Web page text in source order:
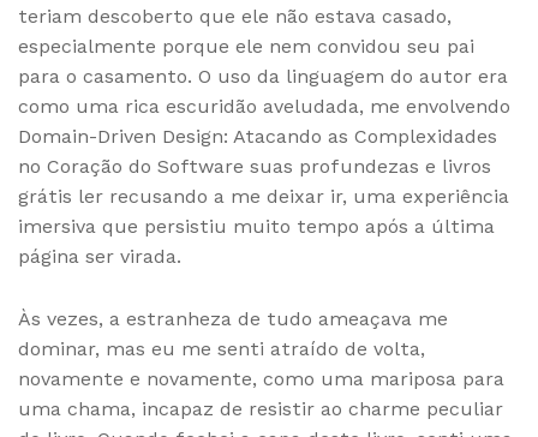
teriam descoberto que ele não estava casado,
especialmente porque ele nem convidou seu pai
para o casamento. O uso da linguagem do autor era
como uma rica escuridão aveludada, me envolvendo
Domain-Driven Design: Atacando as Complexidades
no Coração do Software suas profundezas e livros
grátis ler recusando a me deixar ir, uma experiência
imersiva que persistiu muito tempo após a última
página ser virada.
Às vezes, a estranheza de tudo ameaçava me
dominar, mas eu me senti atraído de volta,
novamente e novamente, como uma mariposa para
uma chama, incapaz de resistir ao charme peculiar